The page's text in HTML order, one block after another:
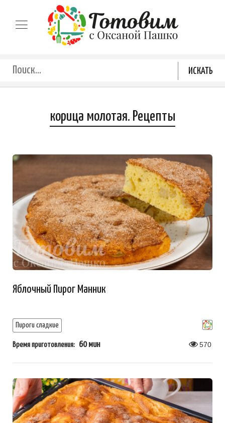
корица молотая. Рецепты
Яблочный Пирог Манник
Пироги сладкие
Время приготовления: 60 мин 570